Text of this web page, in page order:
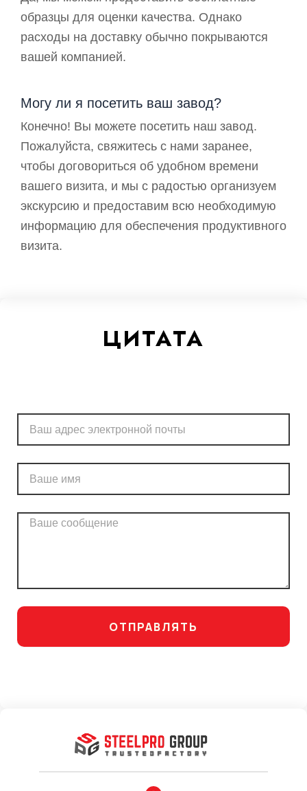
образцы для оценки качества. Однако
расходы на доставку обычно покрываются
вашей компанией.
Могу ли я посетить ваш завод?
Конечно! Вы можете посетить наш завод.
Пожалуйста, свяжитесь с нами заранее,
чтобы договориться об удобном времени
вашего визита, и мы с радостью организуем
экскурсию и предоставим всю необходимую
информацию для обеспечения продуктивного
визита.
ЦИТАТА
почта
Сообщение
ОТПРАВЛЯТЬ